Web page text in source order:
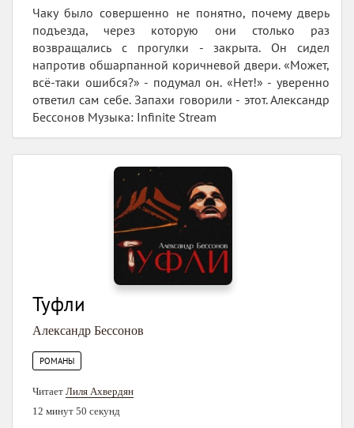
Чаку было совершенно не понятно, почему дверь
подъезда, через которую они столько раз
возвращались с прогулки - закрыта. Он сидел
напротив обшарпанной коричневой двери. «Может,
всё-таки ошибся?» - подумал он. «Нет!» - уверенно
ответил сам себе. Запахи говорили - этот. Александр
Бессонов Музыка: Infinite Stream
Туфли
Александр Бессонов
РОМАНЫ
Читает Лиля Ахвердян
12 минут 50 секунд